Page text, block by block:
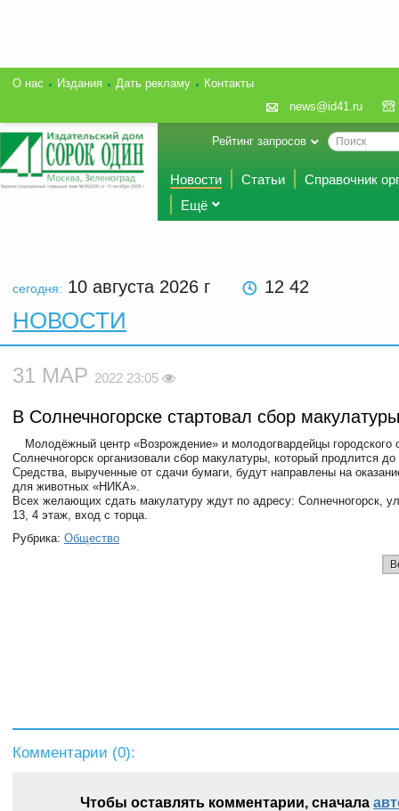
О нас Издания Дать рекламу
Контакты
news@id41.ru
Рейтинг запросов
Новости Статьи
Справочник
Ещё
сегодня: 10 августа 2026 г 12 42
НОВОСТИ
31 МАР 2022 23:05
В Солнечногорске стартовал сбоp макулатуры
Молодёжный центр «Возрождение» и молодогвардейцы городского
Солнечногорск организовали сбор макулатуры, который продлится
Средства, вырученные от сдачи бумаги, будут направлены на
для животных «НИКА».
Всех желающих сдать макулатуру ждут по адресу: Солнечногорск,
13, 4 этаж, вход с торца.
Рубрика: Общество
Комментарии (0):
Чтобы оставлять комментарии, сначала